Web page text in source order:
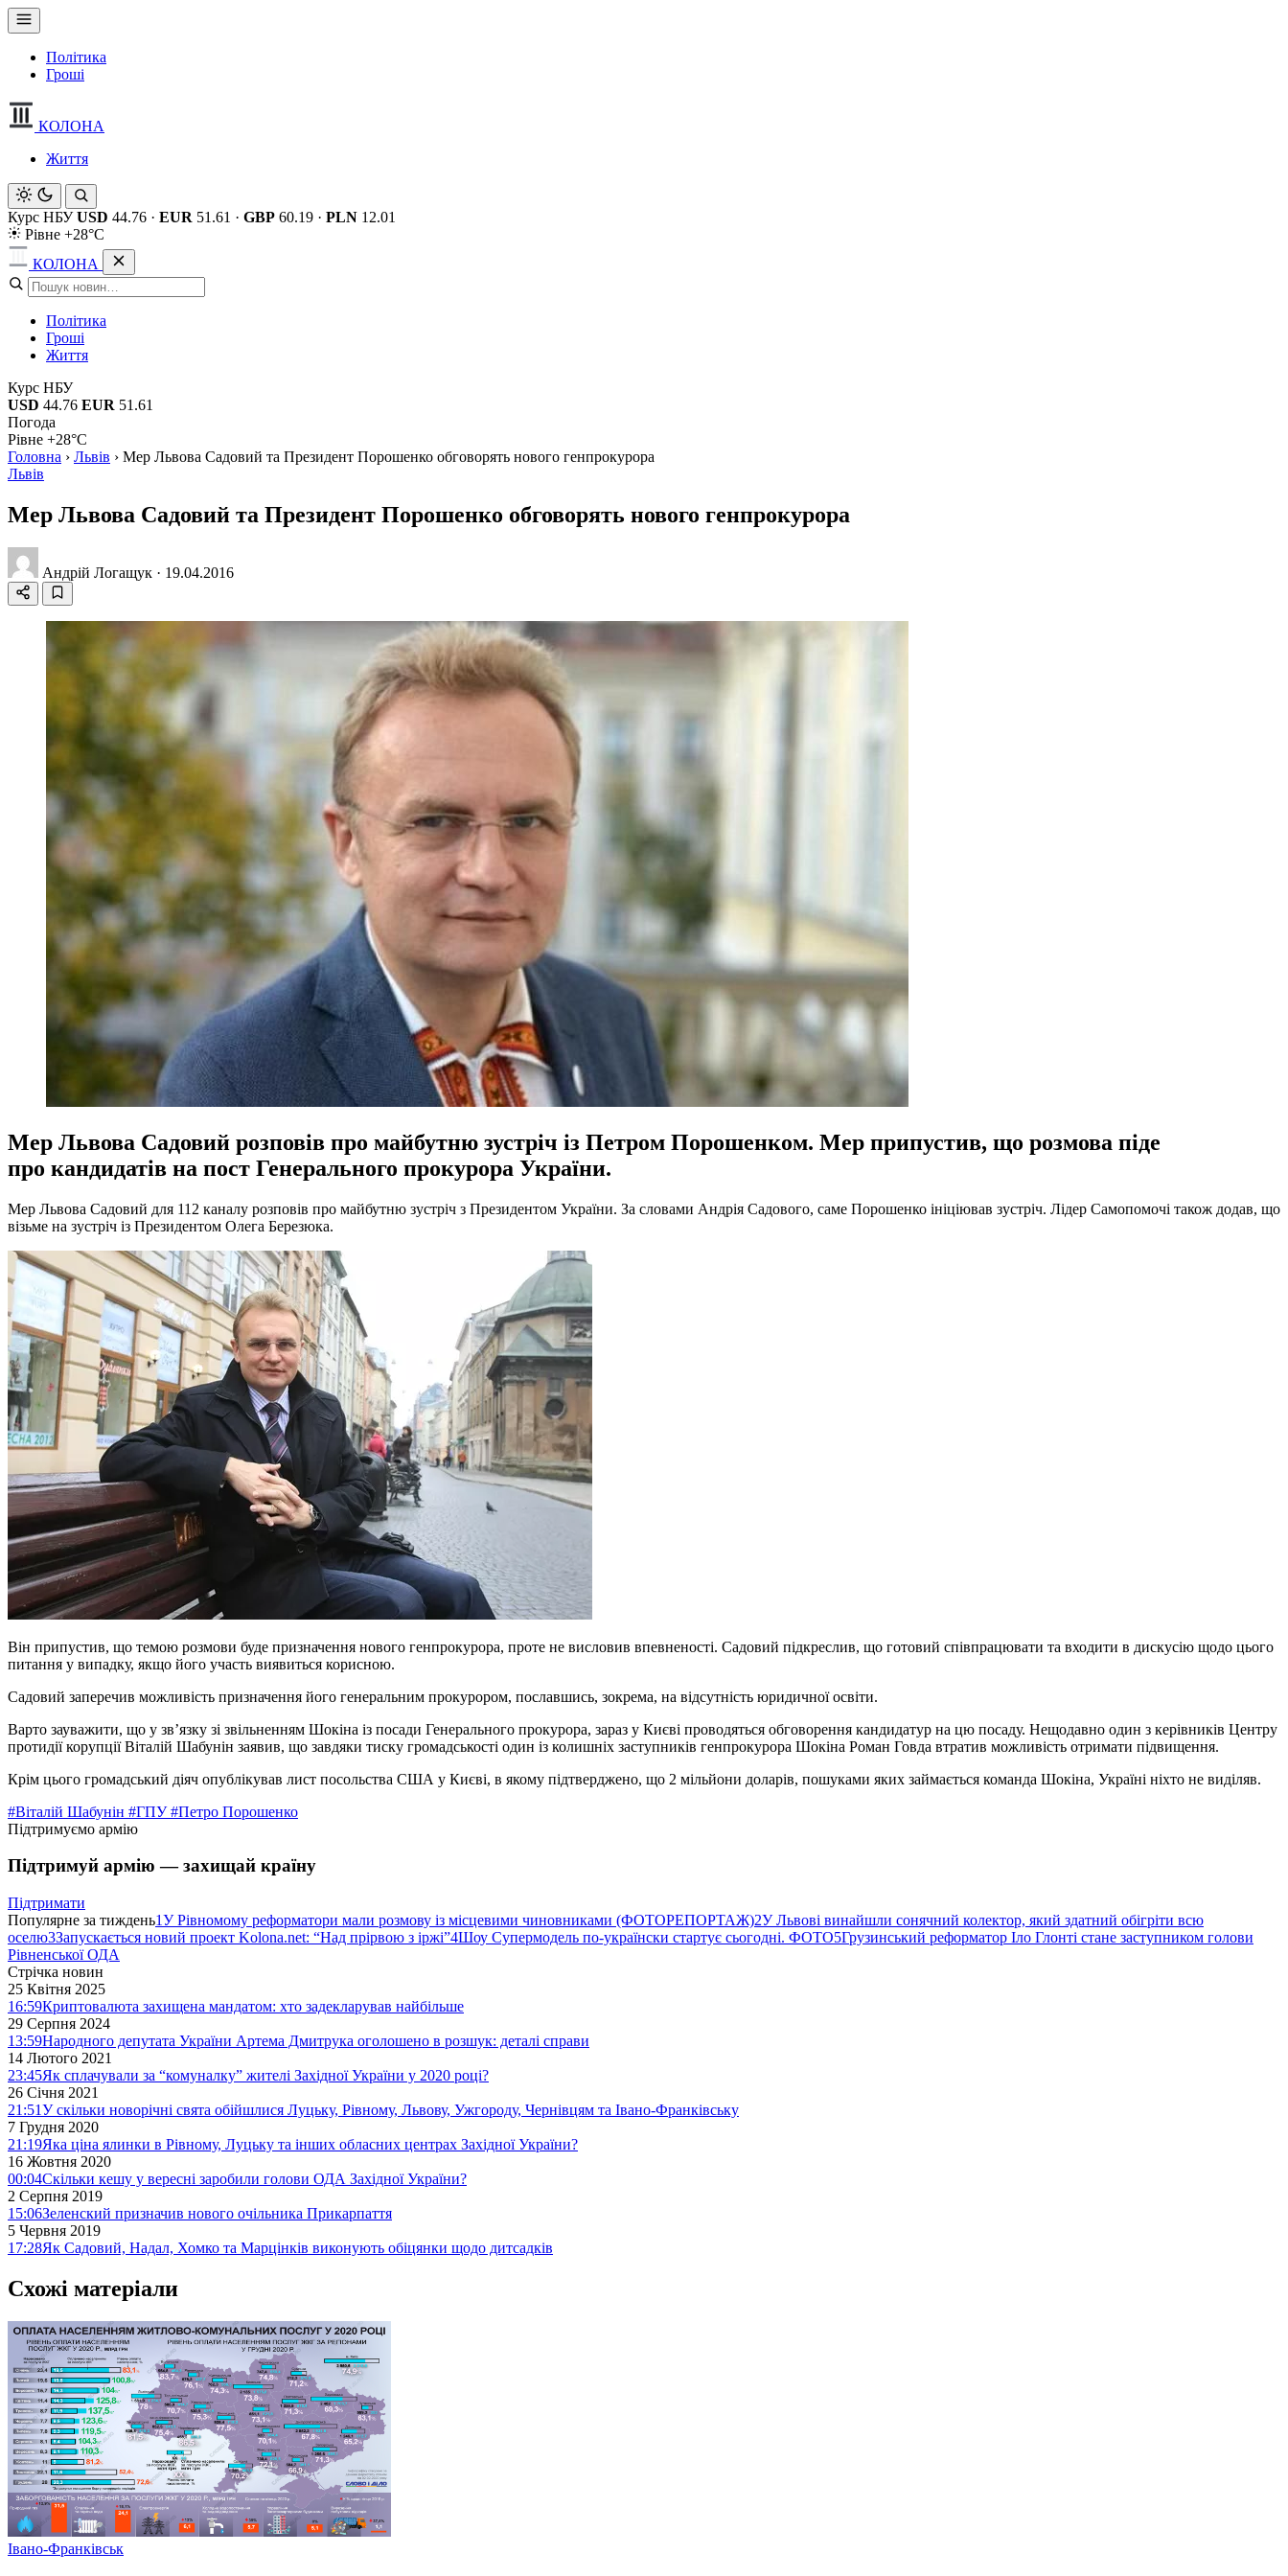
Політика
Гроші
КОЛОНА
Життя
Курс НБУ USD 44.76 · EUR 51.61 · GBP 60.19 · PLN 12.01
Рівне +28°C
КОЛОНА
Політика
Гроші
Життя
Курс НБУ
USD 44.76 EUR 51.61
Погода
Рівне +28°C
Головна › Львів › Мер Львова Садовий та Президент Порошенко обговорять нового генпрокурора
Львів
Мер Львова Садовий та Президент Порошенко обговорять нового генпрокурора
Андрій Логащук · 19.04.2016
Мер Львова Садовий розповів про майбутню зустріч із Петром Порошенком. Мер припустив, що розмова піде
про кандидатів на пост Генерального прокурора України.
Мер Львова Садовий для 112 каналу розповів про майбутню зустріч з Президентом України. За словами Андрія Садового, саме Порошенко ініціював зустріч. Лідер Самопомочі також додав, що
візьме на зустріч із Президентом Олега Березюка.
Він припустив, що темою розмови буде призначення нового генпрокурора, проте не висловив впевненості. Садовий підкреслив, що готовий співпрацювати та входити в дискусію щодо цього
питання у випадку, якщо його участь виявиться корисною.
Садовий заперечив можливість призначення його генеральним прокурором, пославшись, зокрема, на відсутність юридичної освіти.
Варто зауважити, що у зв’язку зі звільненням Шокіна із посади Генерального прокурора, зараз у Києві проводяться обговорення кандидатур на цю посаду. Нещодавно один з керівників Центру
протидії корупції Віталій Шабунін заявив, що завдяки тиску громадськості один із колишніх заступників генпрокурора Шокіна Роман Говда втратив можливість отримати підвищення.
Крім цього громадський діяч опублікував лист посольства США у Києві, в якому підтверджено, що 2 мільйони доларів, пошуками яких займається команда Шокіна, Україні ніхто не виділяв.
#Віталій Шабунін #ГПУ#Петро Порошенко
Підтримуємо армію
Підтримуй армію — захищай країну
Підтримати
Популярне за тиждень1У Рівномому реформатори мали розмову із місцевими чиновниками (ФОТОРЕПОРТАЖ)2У Львові винайшли сонячний колектор, який здатний обігріти всю
оселю3Запускається новий проект Kolona.net: “Над прірвою з іржі”4Шоу Супермодель по-українски стартує сьогодні. ФОТО5Грузинський реформатор Іло Глонті стане заступником голови
Рівненської ОДА
Стрічка новин
25 Квітня 2025
16:59Криптовалюта захищена мандатом: хто задекларував найбільше
29 Серпня 2024
13:59Народного депутата України Артема Дмитрука оголошено в розшук: деталі справи
14 Лютого 2021
23:45Як сплачували за “комуналку” жителі Західної України у 2020 році?
26 Січня 2021
21:51У скільки новорічні свята обійшлися Луцьку, Рівному, Львову, Ужгороду, Чернівцям та Івано-Франківську
7 Грудня 2020
21:19Яка ціна ялинки в Рівному, Луцьку та інших обласних центрах Західної України?
16 Жовтня 2020
00:04Скільки кешу у вересні заробили голови ОДА Західної України?
2 Серпня 2019
15:06Зеленский призначив нового очільника Прикарпаття
5 Червня 2019
17:28Як Садовий, Надал, Хомко та Марцінків виконують обіцянки щодо дитсадків
Схожі матеріали
Івано-Франківськ